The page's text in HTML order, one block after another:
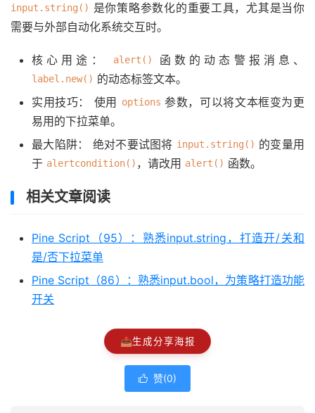
input.string() 是你策略参数化的重要工具，尤其是当你
需要与外部自动化系统交互时。
核心用途： alert() 函数的动态警报消息、
label.new() 的动态标签文本。
实用技巧： 使用
options 参数，可以将文本框变为更
易用的下拉菜单。
最大陷阱： 绝对不要试图将 input.string() 的变量用
于 alertcondition() ，请改用 alert() 函数。
相关文章阅读
Pine Script（95）：熟悉input.string，打造开/关和
是/否下拉菜单
Pine Script（86）：熟悉input.bool，为策略打造功能
开关
📤生成分享海报
 赞(0)